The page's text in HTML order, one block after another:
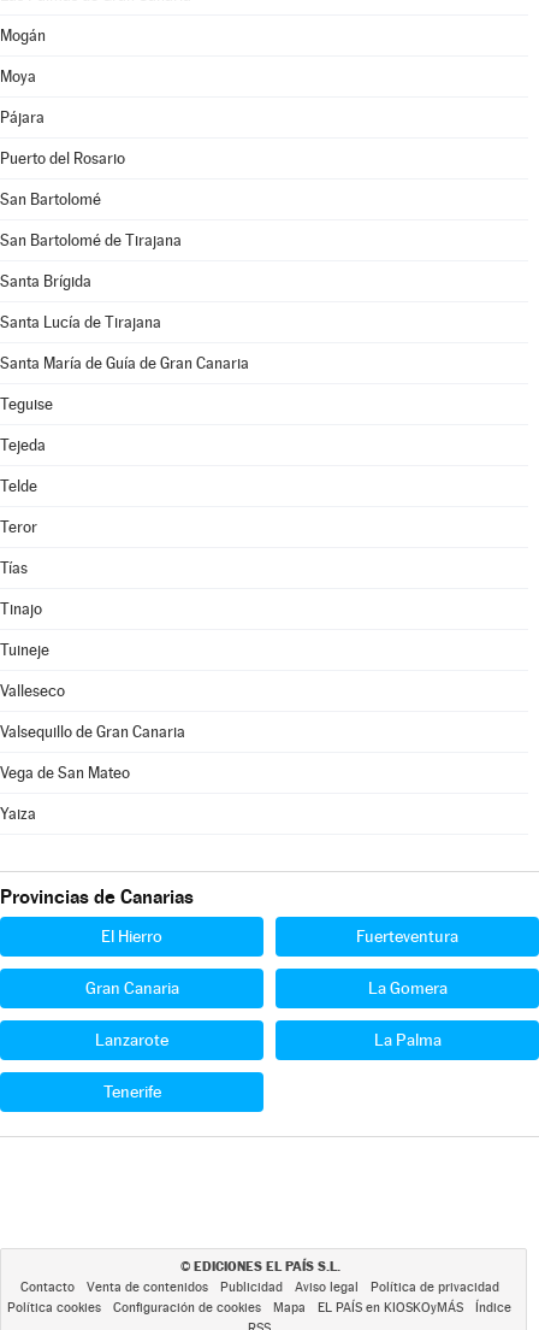
Mogán
Moya
Pájara
Puerto del Rosario
San Bartolomé
San Bartolomé de Tirajana
Santa Brígida
Santa Lucía de Tirajana
Santa María de Guía de Gran Canaria
Teguise
Tejeda
Telde
Teror
Tías
Tinajo
Tuineje
Valleseco
Valsequillo de Gran Canaria
Vega de San Mateo
Yaiza
Provincias de Canarias
El Hierro Fuerteventura
Gran Canaria La Gomera
Lanzarote La Palma
Tenerife
© EDICIONES EL PAÍS S.L.
Contacto Venta de contenidos Publicidad Aviso legal
Política de privacidad
Política cookies
Configuración de cookies Mapa EL PAÍS en KIOSKOyMÁS
Índice